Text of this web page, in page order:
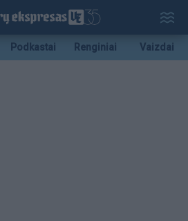
Podkastai Renginiai Vaizdai